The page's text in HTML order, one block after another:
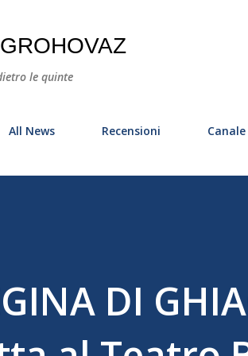
le quinte
All News Recensioni
DI